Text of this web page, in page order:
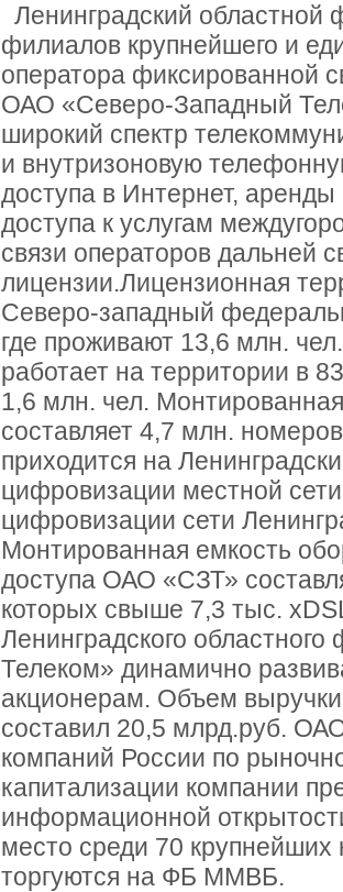
Ленинградский
филиалов крупнейшего и
оператора фиксированной
ОАО «Северо-Западный
широкий спектр
и внутризоновую
доступа в Интернет,
доступа к услугам
связи операторов дальней
лицензии.Лицензионная
Северо-западный
где проживают 13,6 млн.
работает на территории в
1,6 млн. чел.
составляет 4,7 млн.
приходится на
цифровизации местной
цифровизации сети
Монтированная емкость
доступа ОАО «СЗТ»
которых свыше 7,3 тыс.
Ленинградского
Телеком» динамично
акционерам. Объем выручки
составил 20,5 млрд.руб.
компаний России по
капитализации компании
информационной
место среди 70 крупнейших
торгуются на ФБ ММВБ.